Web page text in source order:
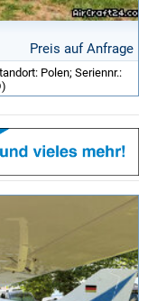
Preis auf Anfrage
Polen; Seriennr.: